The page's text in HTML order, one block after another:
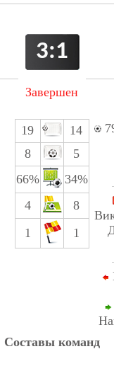
3:1
Завершен
19
14
8
5
66%
34%
4
8
1
1
Составы команд